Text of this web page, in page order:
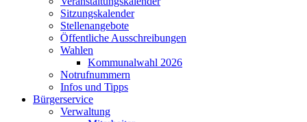
Sitzungskalender
Stellenangebote
Öffentliche Ausschreibungen
Wahlen
Kommunalwahl 2026
Notrufnummern
Infos und Tipps
Bürgerservice
Verwaltung